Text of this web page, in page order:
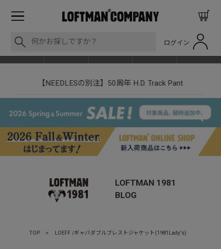
ログイン
【NEEDLESの別注】50周年 H.D. Track Pant
LOFTMAN 1981
BLOG
TOP > LOEFF /ギャバダブルブレストジャケット(1981Lady's)